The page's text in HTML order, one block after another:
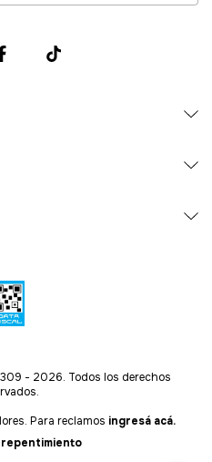
- 2026. Todos los derechos
Para reclamos ingresá acá.